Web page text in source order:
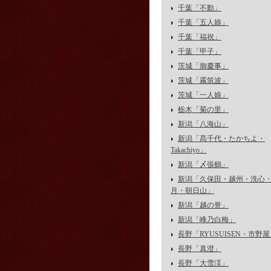
千葉「不動」
千葉「五人娘」
千葉「福祝」
千葉「甲子」
茨城「御慶事」
茨城「霧筑波」
茨城「一人娘」
栃木「菊の里」
新潟「八海山」
新潟「髙千代・たかちよ・
Takachiyo」
新潟「〆張鶴」
新潟「久保田・越州・洗心
月・朝日山」
新潟「越の誉」
新潟「峰乃白梅」
長野「RYUSUISEN・市野屋
長野「真澄」
長野「大雪渓」